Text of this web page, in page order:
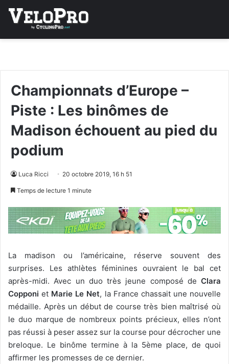
Championnats d’Europe –
Piste : Les binômes de
Madison échouent au pied du
podium
Luca Ricci 20 octobre 2019, 16 h 51
Temps de lecture 1 minute
La madison ou l’américaine, réserve souvent des
surprises. Les athlètes féminines ouvraient le bal cet
après-midi. Avec un duo très jeune composé de Clara
Copponi et Marie Le Net, la France chassait une nouvelle
médaille. Après un début de course très bien maîtrisé où
le duo marque de nombreux points précieux, elles n’ont
pas réussi à peser assez sur la course pour décrocher une
breloque. Le binôme termine à la 5ème place, de quoi
affirmer les promesses de ce dernier.